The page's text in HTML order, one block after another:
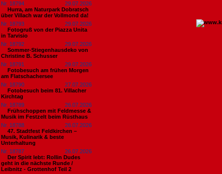
Nr. 18794
29.07.2026
Hurra, am Naturpark Dobratsch
über Villach war der Vollmond da!
Nr. 18793
29.07.2026
Fotogruß von der Piazza Unita
in Tarvisio
Nr. 18792
29.07.2026
Sommer-Stiegenhausdeko von
Christine B. Schusser
Nr. 18791
29.07.2026
Fotobesuch am frühen Morgen
am Flatschachersee
Nr. 18790
27.07.2026
Fotobesuch beim 81. Villacher
Kirchtag
Nr. 18789
26.07.2026
Frühschoppen mit Feldmesse &
Musik im Festzelt beim Rüsthaus
Nr. 18788
26.07.2026
47. Stadtfest Feldkirchen –
Musik, Kulinarik & beste
Unterhaltung
Nr. 18787
26.07.2026
Der Spirit lebt: Rollin Dudes
geht in die nächste Runde /
Leibnitz - Grottenhof Teil 2